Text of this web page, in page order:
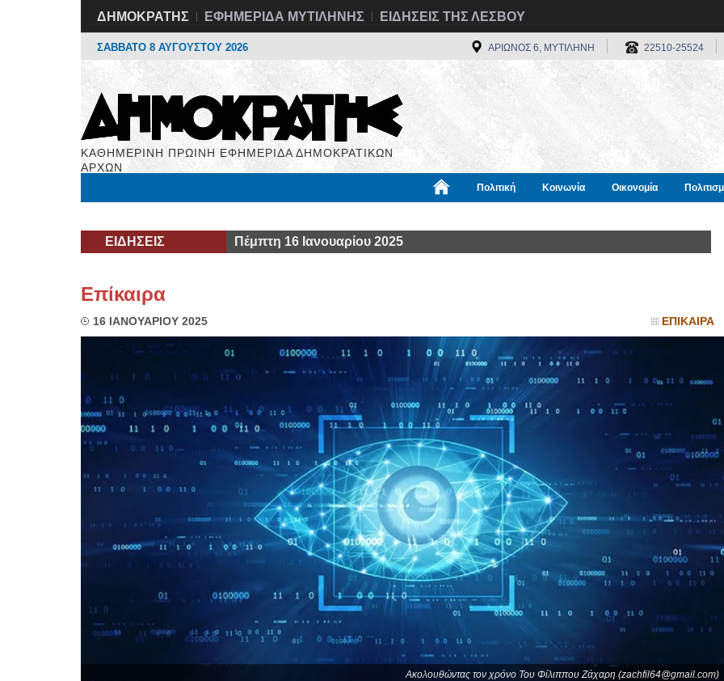
ΔΗΜΟΚΡΑΤΗΣ ΕΦΗΜΕΡΙΔΑ ΜΥΤΙΛΗΝΗΣ ΕΙΔΗΣΕΙΣ ΤΗΣ ΛΕΣΒΟΥ
ΣΑΒΒΑΤΟ 8 ΑΥΓΟΥΣΤΟΥ 2026 ΑΡΙΩΝΟΣ 6, ΜΥΤΙΛΗΝΗ 22510-25524
ΚΑΘΗΜΕΡΙΝΗ ΠΡΩΙΝΗ ΕΦΗΜΕΡΙΔΑ ΔΗΜΟΚΡΑΤΙΚΩΝ
ΑΡΧΩΝ
Πολιτική Κοινωνία Οικονομία
ΕΙΔΗΣΕΙΣ Πέμπτη 16 Ιανουαρίου 2025
Επίκαιρα
16 ΙΑΝΟΥΑΡΙΟΥ 2025 ΕΠΙΚΑΙΡΑ
Ακολουθώντας τον χρόνο Του Φίλιππου Ζάχαρη (zachfil64@gmail.com)